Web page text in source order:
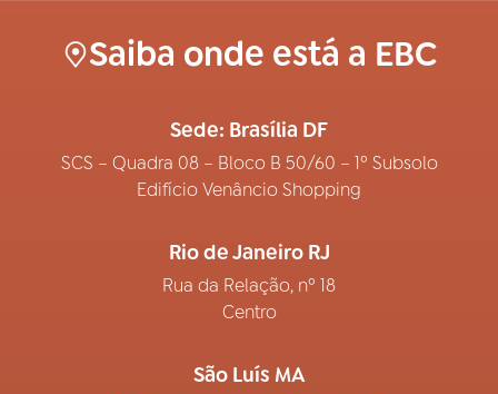
Saiba onde está a EBC
Sede: Brasília DF
SCS – Quadra 08 – Bloco B 50/60 – 1º Subsolo
Edifício Venâncio Shopping
Rio de Janeiro RJ
Rua da Relação, nº 18
Centro
São Luís MA